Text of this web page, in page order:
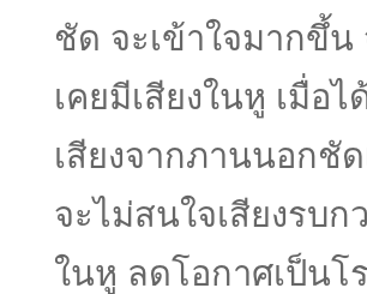
ชัด จะเข้าใจมากขึ้น
เคยมีเสียงในหู เมื่อไ
เสียงจากภานนอกชั
จะไม่สนใจเสียงรบก
ในหู ลดโอกาศเป็นโ